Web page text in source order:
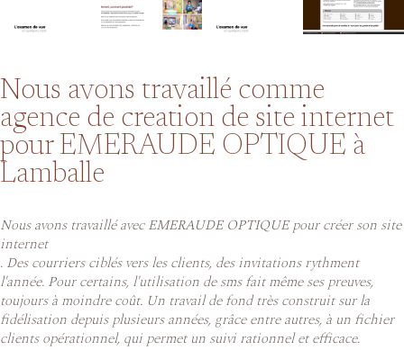
Nous avons travaillé comme
agence de creation de site internet
pour EMERAUDE OPTIQUE à
Lamballe
Nous avons travaillé avec EMERAUDE OPTIQUE pour créer son site
internet
. Des courriers ciblés vers les clients, des invitations rythment
l'année. Pour certains, l'utilisation de sms fait même ses preuves,
toujours à moindre coût. Un travail de fond très construit sur la
fidélisation depuis plusieurs années, grâce entre autres, à un fichier
clients opérationnel, qui permet un suivi rationnel et efficace.